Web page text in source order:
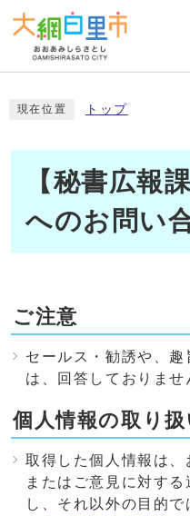
現在位置 トップ
【秘書広報
へのお問い
ご注意
セールス・勧誘や、
は、回答しておりませ
個人情報の取り
取得した個人情報は、
またはご意見に対す
し、それ以外の目的